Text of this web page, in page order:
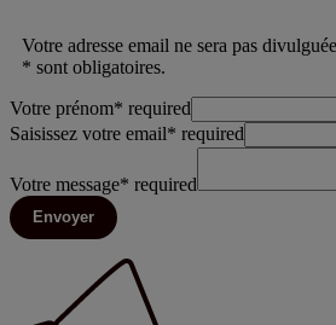
Votre adresse email ne sera pas
* sont obligatoires.
Votre prénom* required
Saisissez votre email* required
Votre message* required
Envoyer